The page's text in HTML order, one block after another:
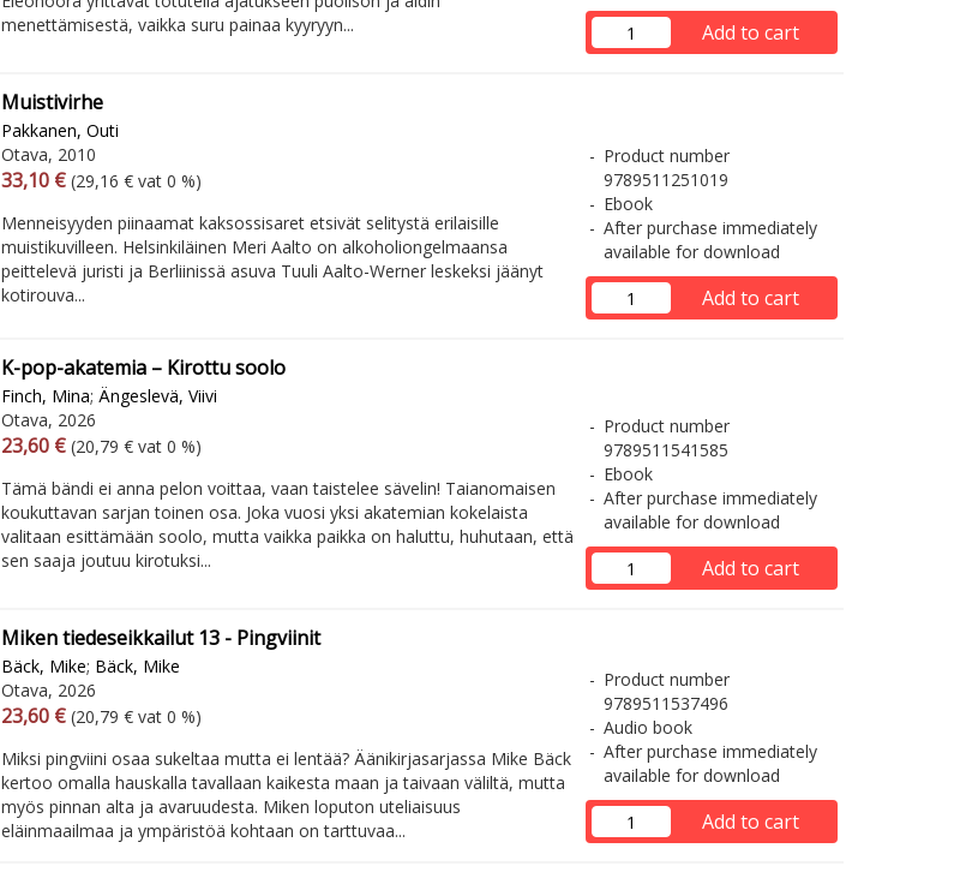
menettämisestä, vaikka suru painaa kyyryyn...
Add to cart
Muistivirhe
Pakkanen, Outi
Otava, 2010
Arvonlisäverollinen hinta
33,10 € Excl. vat
(29,16 € vat 0 %)
Menneisyyden piinaamat kaksossisaret etsivät selitystä erilaisille
muistikuvilleen. Helsinkiläinen Meri Aalto on alkoholiongelmaansa
peittelevä juristi ja Berliinissä asuva Tuuli Aalto-Werner leskeksi jäänyt
kotirouva...
Product number
9789511251019
Ebook
After purchase immediately
available for download
Add to cart
K-pop-akatemia – Kirottu soolo
Finch, Mina; Ängeslevä, Viivi
Otava, 2026
Arvonlisäverollinen hinta
23,60 € Excl. vat
(20,79 € vat 0 %)
Tämä bändi ei anna pelon voittaa, vaan taistelee sävelin! Taianomaisen
koukuttavan sarjan toinen osa. Joka vuosi yksi akatemian kokelaista
valitaan esittämään soolo, mutta vaikka paikka on haluttu, huhutaan, että
sen saaja joutuu kirotuksi...
Product number
9789511541585
Ebook
After purchase immediately
available for download
Add to cart
Miken tiedeseikkailut 13 - Pingviinit
Bäck, Mike; Bäck, Mike
Otava, 2026
Arvonlisäverollinen hinta
23,60 € Excl. vat
(20,79 € vat 0 %)
Miksi pingviini osaa sukeltaa mutta ei lentää? Äänikirjasarjassa Mike Bäck
kertoo omalla hauskalla tavallaan kaikesta maan ja taivaan väliltä, mutta
myös pinnan alta ja avaruudesta. Miken loputon uteliaisuus
eläinmaailmaa ja ympäristöä kohtaan on tarttuvaa...
Product number
9789511537496
Audio book
After purchase immediately
available for download
Add to cart